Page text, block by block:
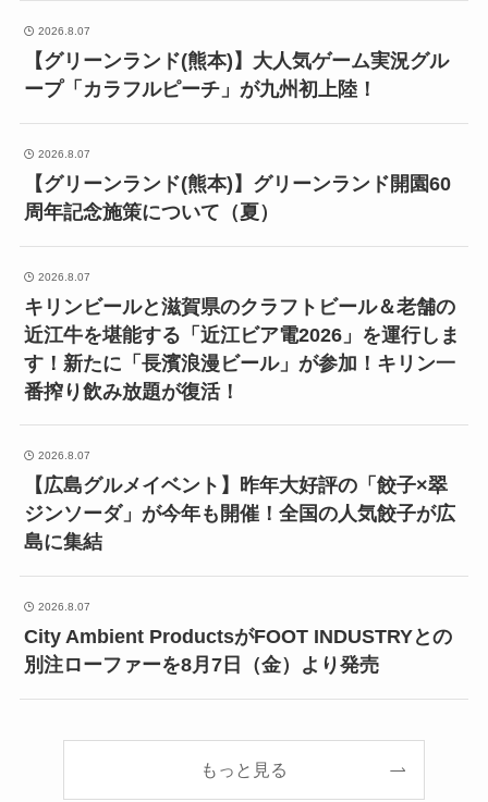
2026.8.07
【グリーンランド(熊本)】大人気ゲーム実況グル
ープ「カラフルピーチ」が九州初上陸！
2026.8.07
【グリーンランド(熊本)】グリーンランド開園60
周年記念施策について（夏）
2026.8.07
キリンビールと滋賀県のクラフトビール＆老舗の
近江牛を堪能する「近江ビア電2026」を運行しま
す！新たに「長濱浪漫ビール」が参加！キリン一
番搾り飲み放題が復活！
2026.8.07
【広島グルメイベント】昨年大好評の「餃子×翠
ジンソーダ」が今年も開催！全国の人気餃子が広
島に集結
2026.8.07
City Ambient ProductsがFOOT INDUSTRYとの
別注ローファーを8月7日（金）より発売
もっと見る